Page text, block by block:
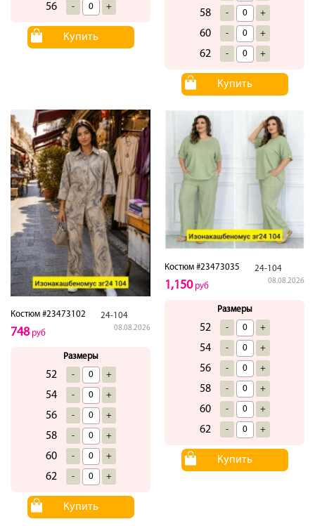
56 - +
Купить
58 - +
60 - +
62 - +
Купить
Костюм #23473102 24-104
08.08.2026
748руб
Размеры
52 - +
54 - +
56 - +
58 - +
60 - +
62 - +
Купить
Костюм #23473035 24-104
08.08.2026
1,150руб
Размеры
52 - +
54 - +
56 - +
58 - +
60 - +
62 - +
Купить